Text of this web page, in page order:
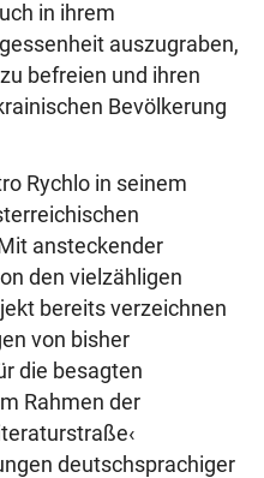
in ihrem
auszugraben,
befreien und ihren
Bevölkerung
Rychlo in seinem
ansteckender
den vielzähligen
bereits verzeichnen
von bisher
die besagten
Rahmen der
deutschsprachiger